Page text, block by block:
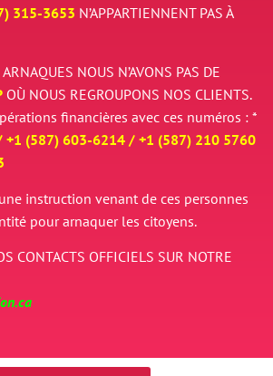
315-3653 N’APPARTIENNENT PAS À
NOUS N’AVONS PAS DE
OÙ NOUS REGROUPONS NOS CLIENTS.
financières avec ces numéros : *
+1 (587) 603-6214 / +1 (587) 210 5760
instruction venant de ces personnes
pour arnaquer les citoyens.
CONTACTS OFFICIELS SUR NOTRE